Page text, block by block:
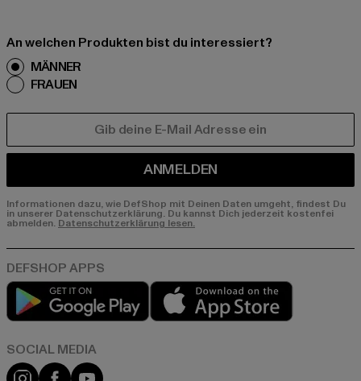
An welchen Produkten bist du interessiert?
MÄNNER
FRAUEN
ANMELDEN
Informationen dazu, wie DefShop mit Deinen Daten umgeht, findest Du
in unserer Datenschutzerklärung. Du kannst Dich jederzeit kostenfei
abmelden. Datenschutzerklärung lesen.
Play market
Instagram
FacebookYouTube